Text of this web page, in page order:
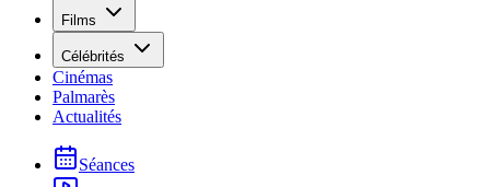
Films
Célébrités
Cinémas
Palmarès
Actualités
Séances